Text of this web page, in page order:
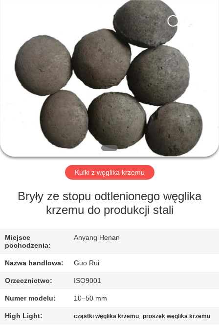
DOM
PRODUKTY
WYCIECZKA
FABRYCE
JAKOŚCI
SKONTAKTUJ
SIĘ
Z
NAMI
ferroalloymetal.com.
Reserved.
Kulki z węglika krzemu
Bryły ze stopu odtlenionego węglika
krzemu do produkcji stali
Miejsce
pochodzenia:
Anyang Henan
Nazwa handlowa: Guo Rui
Orzecznictwo: ISO9001
Numer modelu: 10–50 mm
High Light: cząstki węglika krzemu,proszek węglika krzemu